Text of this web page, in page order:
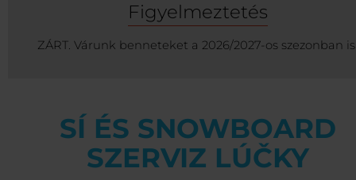
Figyelmeztetés
ZÁRT. Várunk benneteket a 2026/2027-os szezonban
SÍ ÉS SNOWBOARD
SZERVIZ LÚČKY